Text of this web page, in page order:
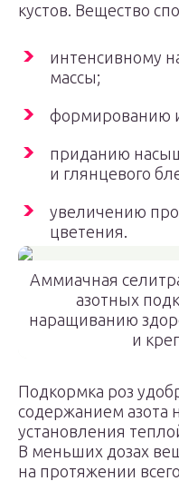
кустов. Вещество
интенсивному
массы;
формированию
приданию
и глянцевого
увеличению
цветения.
Аммиачная
азотных
наращиванию
и
Подкормка роз
содержанием азота
установления
В меньших дозах
на протяжении